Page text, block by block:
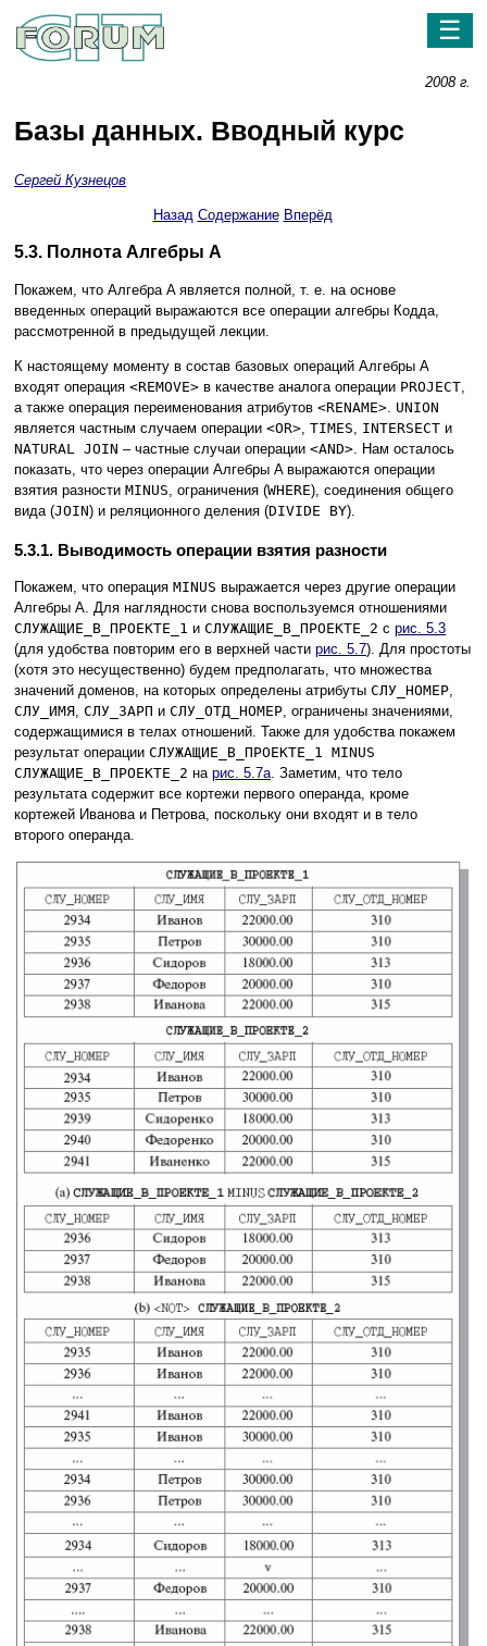
☰
2008 г.
Базы данных. Вводный курс
Сергей Кузнецов
Назад Содержание Вперёд
5.3. Полнота Алгебры A
Покажем, что Алгебра A является полной, т. е. на основе
введенных операций выражаются все операции алгебры Кодда,
рассмотренной в предыдущей лекции.
К настоящему моменту в состав базовых операций Алгебры A
входят операция <REMOVE> в качестве аналога операции PROJECT,
а также операция переименования атрибутов <RENAME>. UNION
является частным случаем операции <OR>, TIMES, INTERSECT и
NATURAL JOIN – частные случаи операции <AND>. Нам осталось
показать, что через операции Алгебры A выражаются операции
взятия разности MINUS, ограничения (WHERE), соединения общего
вида (JOIN) и реляционного деления (DIVIDE BY).
5.3.1. Выводимость операции взятия разности
Покажем, что операция MINUS выражается через другие операции
Алгебры A. Для наглядности снова воспользуемся отношениями
СЛУЖАЩИЕ_В_ПРОЕКТЕ_1 и СЛУЖАЩИЕ_В_ПРОЕКТЕ_2 c рис. 5.3
(для удобства повторим его в верхней части рис. 5.7). Для простоты
(хотя это несущественно) будем предполагать, что множества
значений доменов, на которых определены атрибуты СЛУ_НОМЕР,
СЛУ_ИМЯ, СЛУ_ЗАРП и СЛУ_ОТД_НОМЕР, ограничены значениями,
содержащимися в телах отношений. Также для удобства покажем
результат операции СЛУЖАЩИЕ_В_ПРОЕКТЕ_1 MINUS
СЛУЖАЩИЕ_В_ПРОЕКТЕ_2 на рис. 5.7a. Заметим, что тело
результата содержит все кортежи первого операнда, кроме
кортежей Иванова и Петрова, поскольку они входят и в тело
второго операнда.